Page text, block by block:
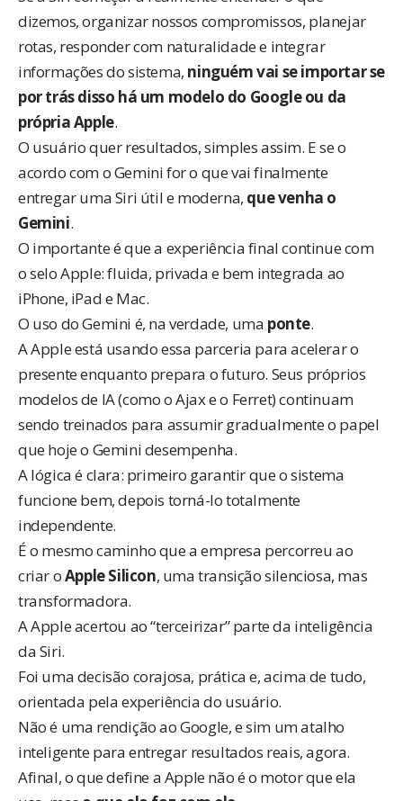
dizemos, organizar nossos compromissos, planejar
rotas, responder com naturalidade e integrar
informações do sistema, ninguém vai se importar se
por trás disso há um modelo do Google ou da
própria Apple.
O usuário quer resultados, simples assim. E se o
acordo com o Gemini for o que vai finalmente
entregar uma Siri útil e moderna, que venha o
Gemini.
O importante é que a experiência final continue com
o selo Apple: fluida, privada e bem integrada ao
iPhone, iPad e Mac.
O uso do Gemini é, na verdade, uma ponte.
A Apple está usando essa parceria para acelerar o
presente enquanto prepara o futuro. Seus próprios
modelos de IA (como o Ajax e o Ferret) continuam
sendo treinados para assumir gradualmente o papel
que hoje o Gemini desempenha.
A lógica é clara: primeiro garantir que o sistema
funcione bem, depois torná-lo totalmente
independente.
É o mesmo caminho que a empresa percorreu ao
criar oApple Silicon, uma transição silenciosa, mas
transformadora.
A Apple acertou ao “terceirizar” parte da inteligência
da Siri.
Foi uma decisão corajosa, prática e, acima de tudo,
orientada pela experiência do usuário.
Não é uma rendição ao Google, e sim um atalho
inteligente para entregar resultados reais, agora.
Afinal, o que define a Apple não é o motor que ela